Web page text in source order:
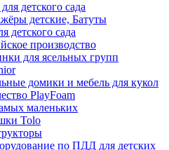
детского сада
детские, Батуты
детского сада
производство
для ясельных групп
домики и мебель для кукол
PlayFoam
маленьких
Tolo
по ПДД для детских